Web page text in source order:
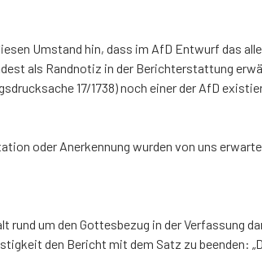
Umstand hin, dass im AfD Entwurf das
als Randnotiz in der Berichterstattung
17/1738) noch einer der AfD
oder Anerkennung wurden von uns
rund um den Gottesbezug in der Verfassung
den Bericht mit dem Satz zu beenden: